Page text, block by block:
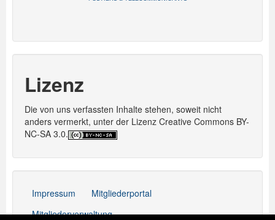
Lizenz
Die von uns verfassten Inhalte stehen, soweit nicht
anders vermerkt, unter der Lizenz Creative Commons BY-
NC-SA 3.0.
Impressum
Mitgliederportal
Mitgliederverwaltung